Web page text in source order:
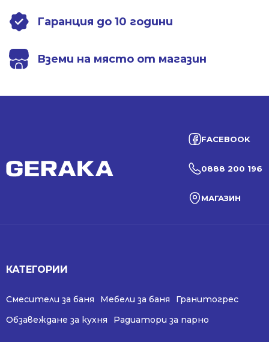
Гаранция до 10 години
Вземи на място от магазин
FACEBOOK
0888 200 196
МАГАЗИН
КАТЕГОРИИ
Смесители за баня Мебели за баня
Гранитогрес
Обзавеждане за кухня
Радиатори за парно